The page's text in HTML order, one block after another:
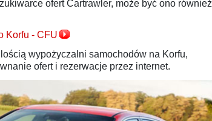
ofert Cartrawler, może być ono również
Korfu - CFU
wypożyczalni samochodów na Korfu,
ofert i rezerwacje przez internet.